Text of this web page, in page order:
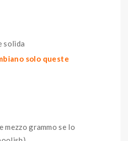
solida
solo queste
mezzo grammo se lo